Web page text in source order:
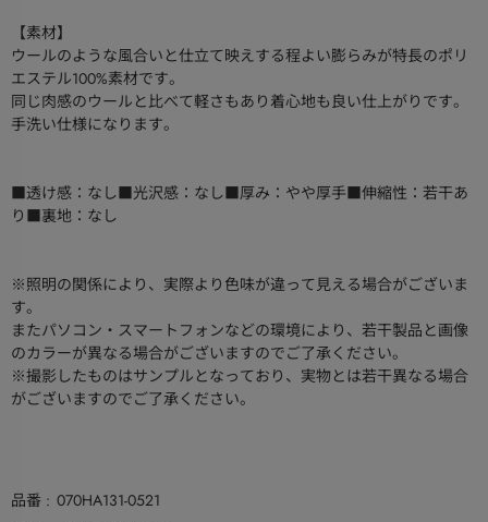
【素材】
ウールのような風合いと仕立て映えする程よい膨らみが特長のポリ
エステル100%素材です。
同じ肉感のウールと比べて軽さもあり着心地も良い仕上がりです。
手洗い仕様になります。
■透け感：なし■光沢感：なし■厚み：やや厚手■伸縮性：若干あ
り■裏地：なし
※照明の関係により、実際より色味が違って見える場合がございま
す。
またパソコン・スマートフォンなどの環境により、若干製品と画像
のカラーが異なる場合がございますのでご了承ください。
※撮影したものはサンプルとなっており、実物とは若干異なる場合
がございますのでご了承ください。
品番
070HA131-0521